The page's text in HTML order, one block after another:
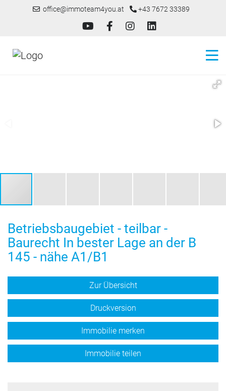
office@immoteam4you.at +43 7672 33389
Betriebsbaugebiet - teilbar -
Baurecht In bester Lage an der B
145 - nähe A1/B1
Zur Übersicht
Druckversion
Immobilie merken
Immobilie teilen